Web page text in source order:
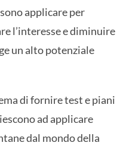
applicare per
l’interesse e diminuire
un alto potenziale
di fornire test e piani
ad applicare
dal mondo della